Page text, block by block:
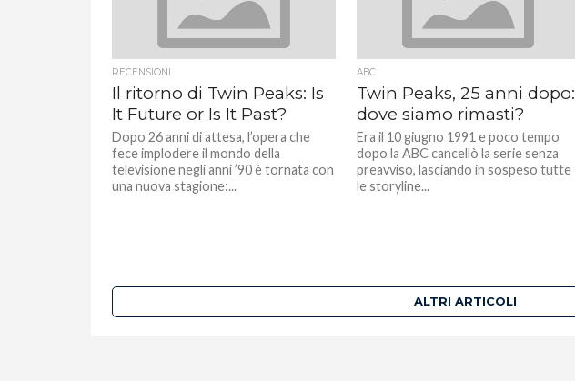
RECENSIONI
Il ritorno di Twin Peaks: Is
It Future or Is It Past?
Dopo 26 anni di attesa, l’opera che
fece implodere il mondo della
televisione negli anni ’90 è tornata con
una nuova stagione:...
ABC
Twin Peaks, 25 anni dopo:
dove siamo rimasti?
Era il 10 giugno 1991 e poco tempo
dopo la ABC cancellò la serie senza
preavviso, lasciando in sospeso tutte
le storyline...
ALTRI ARTICOLI